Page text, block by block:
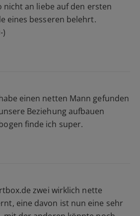
nicht an liebe auf den ersten
eines besseren belehrt.
)
einen netten Mann gefunden
Beziehung aufbauen
finde ich super.
zwei wirklich nette
eine davon ist nun eine sehr